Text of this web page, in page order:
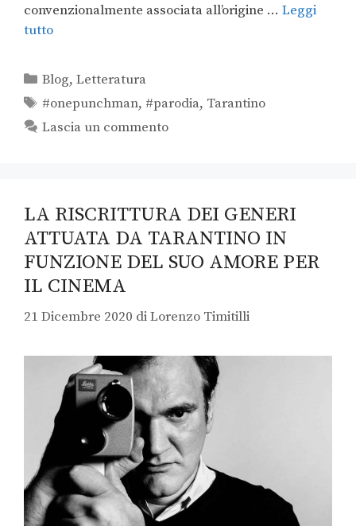
convenzionalmente associata all’origine … Leggi
tutto
Blog,Letteratura
#onepunchman, #parodia, Tarantino
Lascia un commento
LA RISCRITTURA DEI GENERI
ATTUATA DA TARANTINO IN
FUNZIONE DEL SUO AMORE PER
IL CINEMA
21 Dicembre 2020 diLorenzo Timitilli